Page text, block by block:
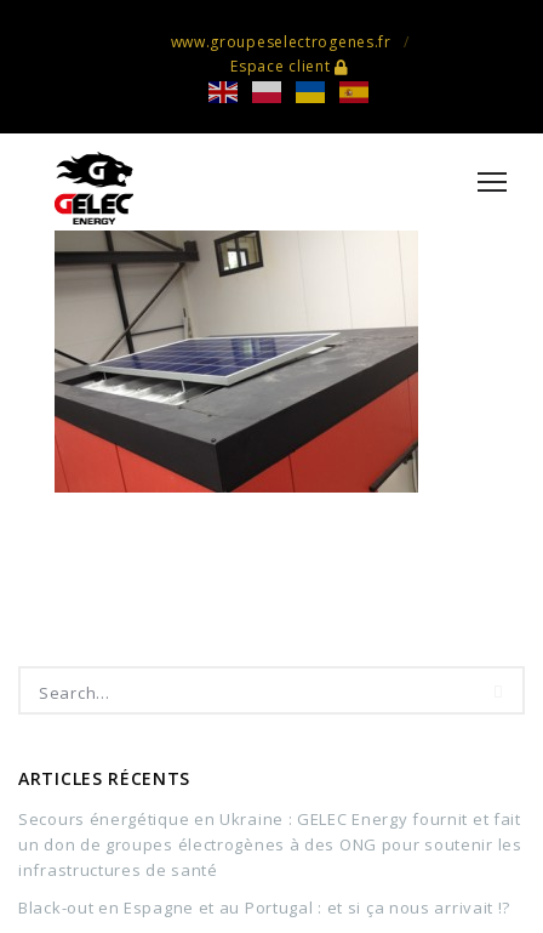
www.groupeselectrogenes.fr
Espace client
hpod-encastrable-ecokub-5
ARTICLES RÉCENTS
Secours énergétique en Ukraine : GELEC Energy fournit et fait
un don de groupes électrogènes à des ONG pour soutenir les
infrastructures de santé
Black-out en Espagne et au Portugal : et si ça nous arrivait !?